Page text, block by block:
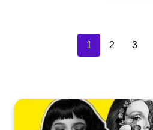
1 2 3